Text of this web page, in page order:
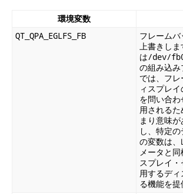
環境変数
QT_QPA_EGLFS_FB
フレーム
上書きしま
は/dev/
の組み込
では、フ
ィスプレ
を問い合
用される
まり意味
し、特定
の変数は、
メータと
スプレイ
用するデ
る機能を提